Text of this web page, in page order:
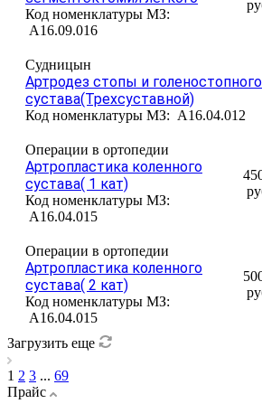
Код номенклатуры МЗ:
A16.09.016
Судницын
Артродез стопы и голеностопного
сустава(Трехсуставной)
Код номенклатуры МЗ: A16.04.012
Операции в ортопедии
Артропластика коленного
сустава( 1 кат)
Код номенклатуры МЗ:
A16.04.015
Операции в ортопедии
Артропластика коленного
сустава( 2 кат)
Код номенклатуры МЗ:
A16.04.015
Загрузить еще
1 2 3 ... 69
Прайс